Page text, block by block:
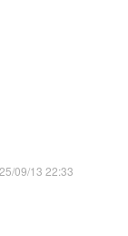
。
特例
09/13 22:33